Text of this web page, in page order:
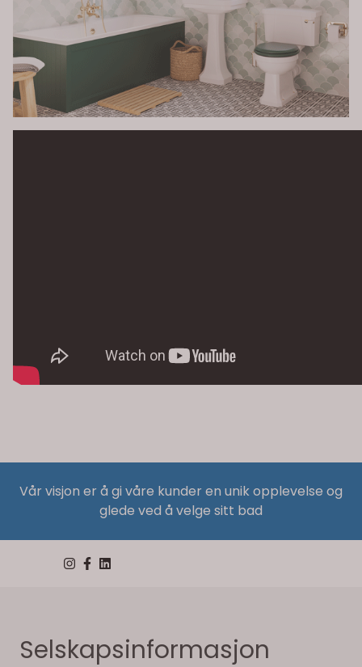
Vår visjon er å gi våre kunder en unik opplevelse og
glede ved å velge sitt bad
Selskapsinformasjon